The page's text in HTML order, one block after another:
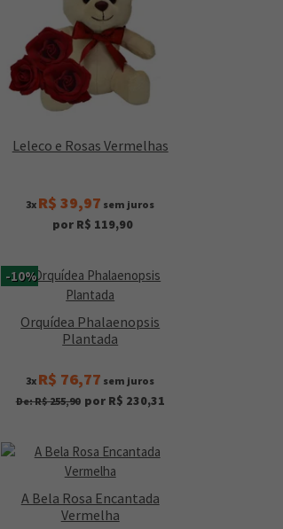
Leleco e Rosas Vermelhas
3x R$ 39,97 sem juros
por R$ 119,90
-10%
Orquídea Phalaenopsis
Plantada
3x R$ 76,77 sem juros
De: R$ 255,90 por R$ 230,31
A Bela Rosa Encantada
Vermelha